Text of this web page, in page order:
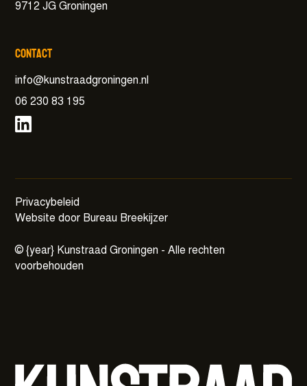
9712 JG Groningen
Contact
info@kunstraadgroningen.nl
06 230 83 195
©{year} Kunstraad Groningen - Alle rechten
voorbehouden
Privacybeleid
Website door Bureau Breekijzer